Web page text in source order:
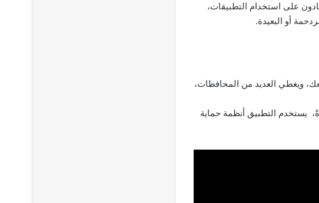
على استخدام التطبيقات،
أو البعيدة.
ويغطي العديد من المحافظات،
في حالة طارئة يمكنك الاتصال برقم الطوارئ 123 مباشرةً، يستخدم التطبيق أنظمة حماية